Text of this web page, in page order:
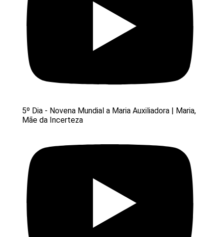
5º Dia - Novena Mundial a Maria Auxiliadora | Maria,
Mãe da Incerteza